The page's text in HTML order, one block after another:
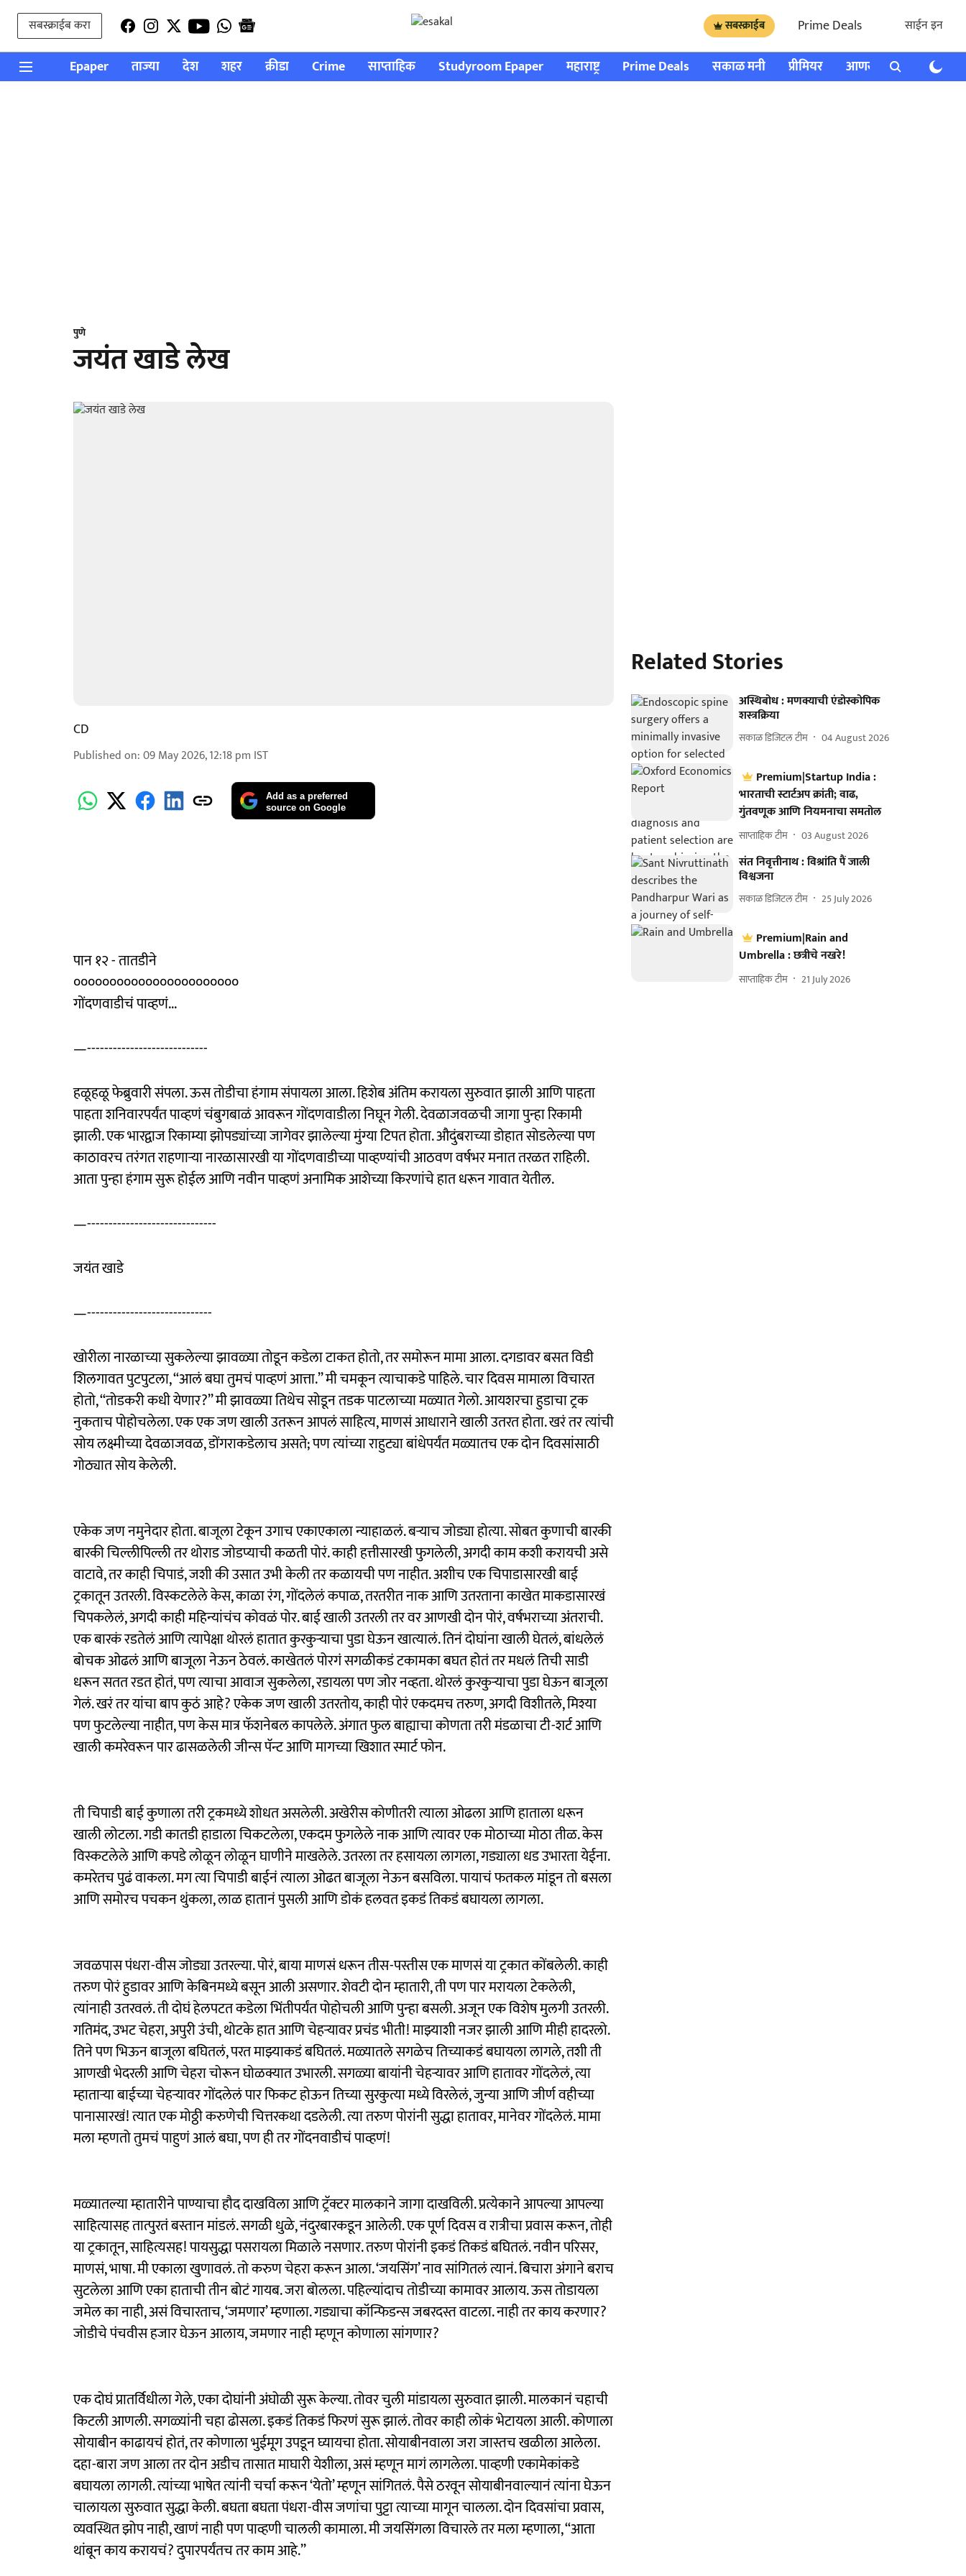
सबस्क्राईब करा सबस्क्राईब Prime Deals साईन इन
Epaper ताज्या देश शहर क्रीडा Crime साप्ताहिक Studyroom Epaper महाराष्ट्र Prime Deals सकाळ मनी प्रीमियर आणखी राशी भविष्य
पुणे
जयंत खाडे लेख
CD
Published on:09 May 2026, 12:18 pm IST
Add as a preferred
source on Google
पान १२ - तातडीने
०००००००००००००००००००००००
गोंदणवाडीचं पाव्हणं...
—----------------------------
हळूहळू फेब्रुवारी संपला. ऊस तोडीचा हंगाम संपायला आला. हिशेब अंतिम करायला सुरुवात झाली आणि पाहता
पाहता शनिवारपर्यंत पाव्हणं चंबुगबाळं आवरून गोंदणवाडीला निघून गेली. देवळाजवळची जागा पुन्हा रिकामी
झाली. एक भारद्वाज रिकाम्या झोपड्यांच्या जागेवर झालेल्या मुंग्या टिपत होता. औदुंबराच्या डोहात सोडलेल्या पण
काठावरच तरंगत राहणाऱ्या नारळासारखी या गोंदणवाडीच्या पाव्हण्यांची आठवण वर्षभर मनात तरळत राहिली.
आता पुन्हा हंगाम सुरू होईल आणि नवीन पाव्हणं अनामिक आशेच्या किरणांचे हात धरून गावात येतील.
—------------------------------
जयंत खाडे
—-----------------------------
खोरीला नारळाच्या सुकलेल्या झावळ्या तोडून कडेला टाकत होतो, तर समोरून मामा आला. दगडावर बसत विडी
शिलगावत पुटपुटला, ‘‘आलं बघा तुमचं पाव्हणं आत्ता.’’ मी चमकून त्याचाकडे पाहिले. चार दिवस मामाला विचारत
होतो, ‘‘तोडकरी कधी येणार?’’ मी झावळ्या तिथेच सोडून तडक पाटलाच्या मळ्यात गेलो. आयशरचा हुडाचा ट्रक
नुकताच पोहोचलेला. एक एक जण खाली उतरून आपलं साहित्य, माणसं आधाराने खाली उतरत होता. खरं तर त्यांची
सोय लक्ष्मीच्या देवळाजवळ, डोंगराकडेलाच असते; पण त्यांच्या राहुट्या बांधेपर्यंत मळ्यातच एक दोन दिवसांसाठी
गोठ्यात सोय केलेली.
एकेक जण नमुनेदार होता. बाजूला टेकून उगाच एकाएकाला न्याहाळलं. बऱ्याच जोड्या होत्या. सोबत कुणाची बारकी
बारकी चिल्लीपिल्ली तर थोराड जोडप्याची कळती पोरं. काही हत्तीसारखी फुगलेली, अगदी काम कशी करायची असे
वाटावे, तर काही चिपाडं, जशी की उसात उभी केली तर कळायची पण नाहीत. अशीच एक चिपाडासारखी बाई
ट्रकातून उतरली. विस्कटलेले केस, काळा रंग, गोंदलेलं कपाळ, तरतरीत नाक आणि उतरताना काखेत माकडासारखं
चिपकलेलं, अगदी काही महिन्यांचंच कोवळं पोर. बाई खाली उतरली तर वर आणखी दोन पोरं, वर्षभराच्या अंतराची.
एक बारकं रडतेलं आणि त्यापेक्षा थोरलं हातात कुरकुऱ्याचा पुडा घेऊन खात्यालं. तिनं दोघांना खाली घेतलं, बांधलेलं
बोचक ओढलं आणि बाजूला नेऊन ठेवलं. काखेतलं पोरगं सगळीकडं टकामका बघत होतं तर मधलं तिची साडी
धरून सतत रडत होतं, पण त्याचा आवाज सुकलेला, रडायला पण जोर नव्हता. थोरलं कुरकुऱ्याचा पुडा घेऊन बाजूला
गेलं. खरं तर यांचा बाप कुठं आहे? एकेक जण खाली उतरतोय, काही पोरं एकदमच तरुण, अगदी विशीतले, मिश्या
पण फुटलेल्या नाहीत, पण केस मात्र फॅशनेबल कापलेले. अंगात फुल बाह्याचा कोणता तरी मंडळाचा टी-शर्ट आणि
खाली कमरेवरून पार ढासळलेली जीन्स पॅन्ट आणि मागच्या खिशात स्मार्ट फोन.
ती चिपाडी बाई कुणाला तरी ट्रकमध्ये शोधत असलेली. अखेरीस कोणीतरी त्याला ओढला आणि हाताला धरून
खाली लोटला. गडी कातडी हाडाला चिकटलेला, एकदम फुगलेले नाक आणि त्यावर एक मोठाच्या मोठा तीळ. केस
विस्कटलेले आणि कपडे लोळून लोळून घाणीने माखलेले. उतरला तर हसायला लागला, गड्याला धड उभारता येईना.
कमरेतच पुढं वाकला. मग त्या चिपाडी बाईनं त्याला ओढत बाजूला नेऊन बसविला. पायाचं फतकल मांडून तो बसला
आणि समोरच पचकन थुंकला, लाळ हातानं पुसली आणि डोकं हलवत इकडं तिकडं बघायला लागला.
जवळपास पंधरा-वीस जोड्या उतरल्या. पोरं, बाया माणसं धरून तीस-पस्तीस एक माणसं या ट्रकात कोंबलेली. काही
तरुण पोरं हुडावर आणि केबिनमध्ये बसून आली असणार. शेवटी दोन म्हातारी, ती पण पार मरायला टेकलेली,
त्यांनाही उतरवलं. ती दोघं हेलपटत कडेला भिंतीपर्यंत पोहोचली आणि पुन्हा बसली. अजून एक विशेष मुलगी उतरली.
गतिमंद, उभट चेहरा, अपुरी उंची, थोटके हात आणि चेहऱ्यावर प्रचंड भीती! माझ्याशी नजर झाली आणि मीही हादरलो.
तिने पण भिऊन बाजूला बघितलं, परत माझ्याकडं बघितलं. मळ्यातले सगळेच तिच्याकडं बघायला लागले, तशी ती
आणखी भेदरली आणि चेहरा चोरून घोळक्यात उभारली. सगळ्या बायांनी चेहऱ्यावर आणि हातावर गोंदलेलं, त्या
म्हाताऱ्या बाईच्या चेहऱ्यावर गोंदलेलं पार फिकट होऊन तिच्या सुरकुत्या मध्ये विरलेलं, जुन्या आणि जीर्ण वहीच्या
पानासारखं! त्यात एक मोठ्ठी करुणेची चित्तरकथा दडलेली. त्या तरुण पोरांनी सुद्धा हातावर, मानेवर गोंदलेलं. मामा
मला म्हणतो तुमचं पाहुणं आलं बघा, पण ही तर गोंदनवाडीचं पाव्हणं!
मळ्यातल्या म्हातारीने पाण्याचा हौद दाखविला आणि ट्रॅक्टर मालकाने जागा दाखविली. प्रत्येकाने आपल्या आपल्या
साहित्यासह तात्पुरतं बस्तान मांडलं. सगळी धुळे, नंदुरबारकडून आलेली. एक पूर्ण दिवस व रात्रीचा प्रवास करून, तोही
या ट्रकातून, साहित्यसह! पायसुद्धा पसरायला मिळाले नसणार. तरुण पोरांनी इकडं तिकडं बघितलं. नवीन परिसर,
माणसं, भाषा. मी एकाला खुणावलं. तो करुण चेहरा करून आला. ‘जयसिंग’ नाव सांगितलं त्यानं. बिचारा अंगाने बराच
सुटलेला आणि एका हाताची तीन बोटं गायब. जरा बोलला. पहिल्यांदाच तोडीच्या कामावर आलाय. ऊस तोडायला
जमेल का नाही, असं विचारताच, ‘जमणार’ म्हणाला. गड्याचा कॉन्फिडन्स जबरदस्त वाटला. नाही तर काय करणार?
जोडीचे पंचवीस हजार घेऊन आलाय, जमणार नाही म्हणून कोणाला सांगणार?
एक दोघं प्रातर्विधीला गेले, एका दोघांनी अंघोळी सुरू केल्या. तोवर चुली मांडायला सुरुवात झाली. मालकानं चहाची
किटली आणली. सगळ्यांनी चहा ढोसला. इकडं तिकडं फिरणं सुरू झालं. तोवर काही लोकं भेटायला आली. कोणाला
सोयाबीन काढायचं होतं, तर कोणाला भुईमूग उपडून घ्यायचा होता. सोयाबीनवाला जरा जास्तच खळीला आलेला.
दहा-बारा जण आला तर दोन अडीच तासात माघारी येशीला, असं म्हणून मागं लागलेला. पाव्हणी एकामेकांकडे
बघायला लागली. त्यांच्या भाषेत त्यांनी चर्चा करून ‘येतो’ म्हणून सांगितलं. पैसे ठरवून सोयाबीनवाल्यानं त्यांना घेऊन
चालायला सुरुवात सुद्धा केली. बघता बघता पंधरा-वीस जणांचा पुट्टा त्याच्या मागून चालला. दोन दिवसांचा प्रवास,
व्यवस्थित झोप नाही, खाणं नाही पण पाव्हणी चालली कामाला. मी जयसिंगला विचारले तर मला म्हणाला, ‘‘आता
थांबून काय करायचं? दुपारपर्यंतच तर काम आहे.’’
Related Stories
अस्थिबोध : मणक्याची एंडोस्कोपिक
शस्त्रक्रिया
सकाळ डिजिटल टीम 04 August 2026
Premium|Startup India :
भारताची स्टार्टअप क्रांती; वाढ,
गुंतवणूक आणि नियमनाचा समतोल
साप्ताहिक टीम 03 August 2026
संत निवृत्तीनाथ : विश्रांति पैं जाली
विश्वजना
सकाळ डिजिटल टीम 25 July 2026
Premium|Rain and
Umbrella : छत्रीचे नखरे!
साप्ताहिक टीम 21 July 2026